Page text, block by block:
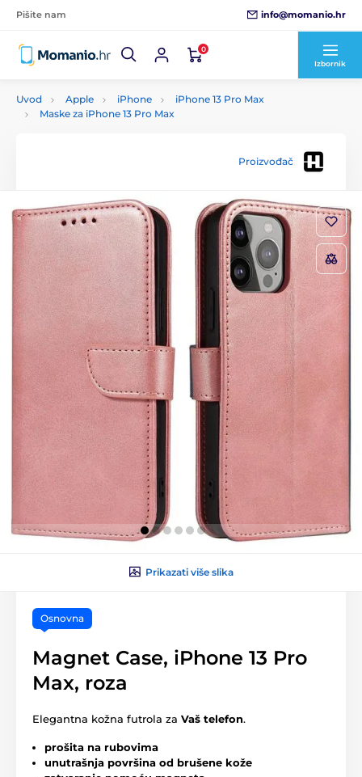
Pišite nam info@momanio.hr
0
Izbornik
Uvod Apple iPhone
iPhone 13 Pro Max
Maske za iPhone 13 Pro Max
Proizvođač
Prikazati više slika
Osnovna
Magnet Case, iPhone 13 Pro
Max, roza
Elegantna kožna futrola za Vaš telefon.
prošita na rubovima
unutrašnja površina od brušene kože